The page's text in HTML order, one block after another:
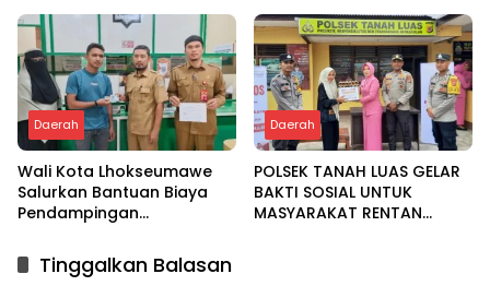
Daerah
Wali Kota Lhokseumawe
Salurkan Bantuan Biaya
Pendampingan
Mal
Daerah
POLSEK TANAH LUAS GELAR
BAKTI SOSIAL UNTUK
MASYARAKAT RENTAN
Tinggalkan Balasan